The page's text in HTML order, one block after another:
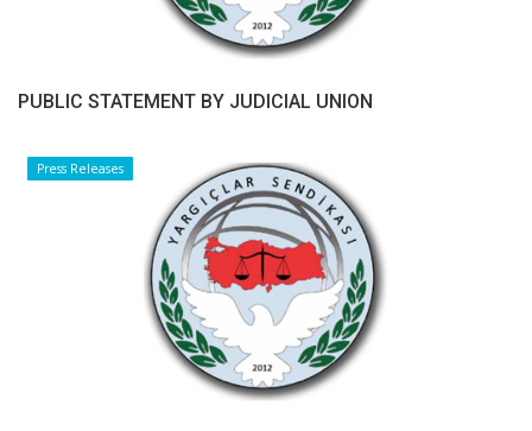
PUBLIC STATEMENT BY JUDICIAL UNION
Press Releases